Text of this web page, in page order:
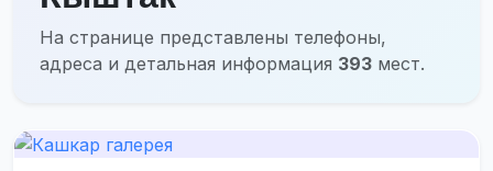
На странице представлены телефоны,
адреса и детальная информация 393 мест.